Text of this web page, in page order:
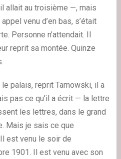
allait au troisième —, mais
venu d’en bas, s’était
Personne n’attendait. Il
reprit sa montée. Quinze
palais, reprit Tarnowski, il a
pas ce qu’il a écrit — la lettre
les lettres, dans le grand
Mais je sais ce que
est venu le soir de
1901. Il est venu avec son